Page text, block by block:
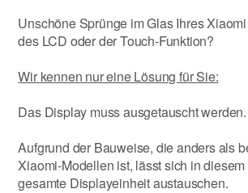
Unschöne Sprünge im Glas Ihres
des LCD oder der Touch-Funktion?
Wir kennen nur eine Lösung für Sie:
Das Display muss ausgetauscht werden.
Aufgrund der Bauweise, die anders als
Xiaomi-Modellen ist, lässt sich in
gesamte Displayeinheit austauschen.